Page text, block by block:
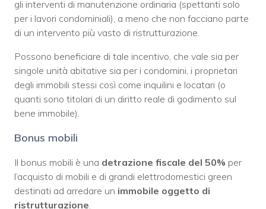
gli interventi di manutenzione ordinaria (spettanti solo
per i lavori condominiali), a meno che non facciano parte
di un intervento più vasto di ristrutturazione.
Possono beneficiare di tale incentivo, che vale sia per
singole unità abitative sia per i condomini, i proprietari
degli immobili stessi così come inquilini e locatari (o
quanti sono titolari di un diritto reale di godimento sul
bene immobile).
Bonus mobili
Il bonus mobili è una detrazione fiscale del 50% per
l’acquisto di mobili e di grandi elettrodomestici green
destinati ad arredare un immobile oggetto di
ristrutturazione